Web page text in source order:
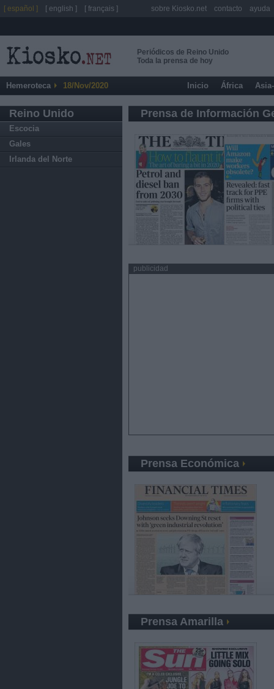
Periódicos de Reino Unido
Toda la prensa de hoy
Hemeroteca 18/Nov/2020 Inicio África
Reino Unido
Escocia
Gales
Irlanda del Norte
Prensa de Información
publicidad
Prensa Económica
Prensa Amarilla
[ español ] [ english ] [ français ] sobre Kiosko.net contacto ayuda